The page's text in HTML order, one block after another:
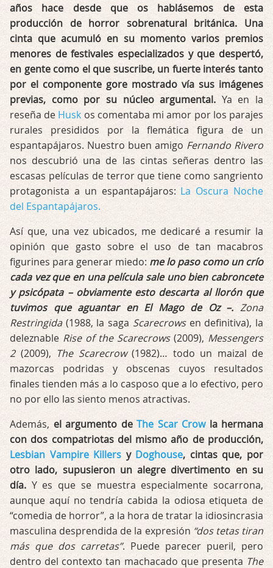
años hace desde que os hablásemos de esta
producción de horror sobrenatural británica. Una
cinta que acumuló en su momento varios premios
menores de festivales especializados y que despertó,
en gente como el que suscribe, un fuerte interés tanto
por el componente gore mostrado vía sus imágenes
previas, como por su núcleo argumental. Ya en la
reseña de Husk os comentaba mi amor por los parajes
rurales presididos por la flemática figura de un
espantapájaros. Nuestro buen amigo Fernando Rivero
nos descubrió una de las cintas señeras dentro las
escasas películas de terror que tiene como sangriento
protagonista a un espantapájaros: La Oscura Noche
del Espantapájaros.
Así que, una vez ubicados, me dedicaré a resumir la
opinión que gasto sobre el uso de tan macabros
figurines para generar miedo: me lo paso como un crío
cada vez que en una película sale uno bien cabroncete
y psicópata – obviamente esto descarta al llorón que
tuvimos que aguantar en El Mago de Oz –. Zona
Restringida(1988, la saga Scarecrowsen definitiva), la
deleznable Rise of the Scarecrows(2009), Messengers
2(2009), The Scarecrow(1982)… todo un maizal de
mazorcas podridas y obscenas cuyos resultados
finales tienden más a lo casposo que a lo efectivo, pero
no por ello las siento menos atractivas.
Además, el argumento de The Scar Crowla hermana
con dos compatriotas del mismo año de producción,
Lesbian Vampire Killers y Doghouse, cintas que, por
otro lado, supusieron un alegre divertimento en su
día. Y es que se muestra especialmente socarrona,
aunque aquí no tendría cabida la odiosa etiqueta de
“comedia de horror”, a la hora de tratar la idiosincrasia
masculina desprendida de la expresión “dos tetas tiran
más que dos carretas”. Puede parecer pueril, pero
dentro del contexto tan machacado que presenta The